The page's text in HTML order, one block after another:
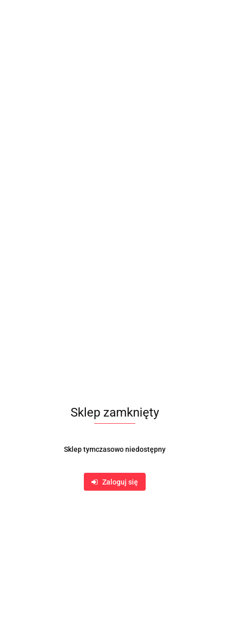
Sklep zamknięty
Sklep tymczasowo niedostępny
Zaloguj się